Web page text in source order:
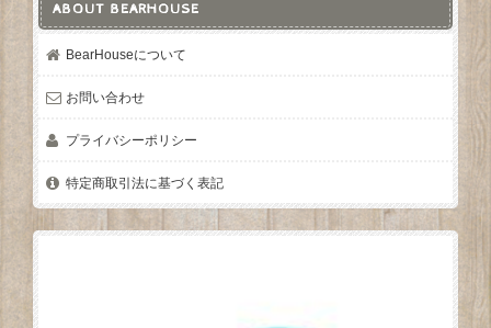
ABOUT BEARHOUSE
BearHouseについて
お問い合わせ
プライバシーポリシー
特定商取引法に基づく表記